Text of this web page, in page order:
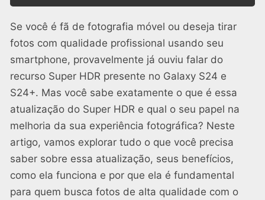
Se você é fã de fotografia móvel ou deseja tirar
fotos com qualidade profissional usando seu
smartphone, provavelmente já ouviu falar do
recurso Super HDR presente no Galaxy S24 e
S24+. Mas você sabe exatamente o que é essa
atualização do Super HDR e qual o seu papel na
melhoria da sua experiência fotográfica? Neste
artigo, vamos explorar tudo o que você precisa
saber sobre essa atualização, seus benefícios,
como ela funciona e por que ela é fundamental
para quem busca fotos de alta qualidade com o